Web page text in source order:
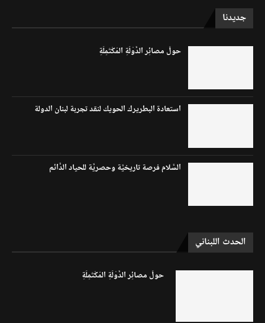
جديدنا
حولَ مصائِر الدَّوْلَةِ المُكْتَمِلَةِ
استعادة البطريرك الحويك لنقد تجربة لبنان الدولة
السَّلام فرصة تاريخيَّة وحصريَّة للحياد الدَّائم
الحدث اللبناني
حولَ مصائِر الدَّوْلَةِ المُكْتَمِلَةِ